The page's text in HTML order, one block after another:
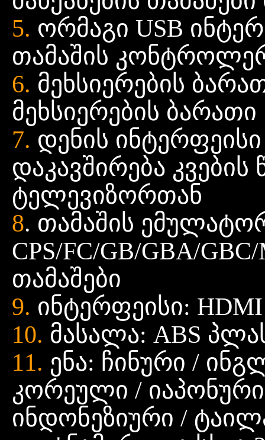
5. ორმაგი USB
თამაშის
6. მეხსიერების
მეხსიერების ბარათი
7. დენის
დაკავშირება
ტელევიზორთან
8. თამაშის
CPS/FC/GB/GBA/
თამაშები
9. ინტერფეისი: HDMI
10. მასალა: ABS
11. ენა: ჩინური /
კორეული /
ინდონეზიური /